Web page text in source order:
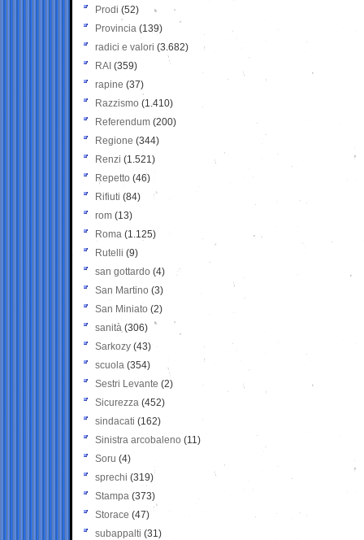
Prodi (52)
Provincia (139)
radici e valori (3.682)
RAI (359)
rapine (37)
Razzismo (1.410)
Referendum (200)
Regione (344)
Renzi (1.521)
Repetto (46)
Rifiuti (84)
rom (13)
Roma (1.125)
Rutelli (9)
san gottardo (4)
San Martino (3)
San Miniato (2)
sanità (306)
Sarkozy (43)
scuola (354)
Sestri Levante (2)
Sicurezza (452)
sindacati (162)
Sinistra arcobaleno (11)
Soru (4)
sprechi (319)
Stampa (373)
Storace (47)
subappalti (31)